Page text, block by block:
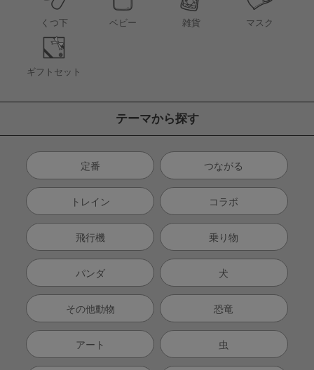
くつ下 ベビー 雑貨 マスク
ギフトセット
テーマから探す
定番 つながる
トレイン コラボ
飛行機 乗り物
パンダ 犬
その他動物 恐竜
アート 虫